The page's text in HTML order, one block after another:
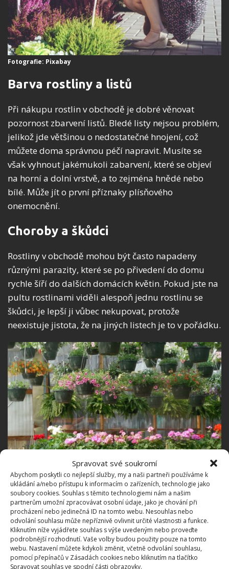
Spravovat své soukromí
Abychom poskytli co nejlepší služby, my a naši partneři používáme k
ukládání a/nebo přístupu k informacím o zařízeních, technologie jako
soubory cookies. Souhlas s těmito technologiemi nám a našim
partnerům umožní zpracovávat osobní údaje, jako je chování při
procházení nebo jedinečná ID na tomto webu. Nesouhlas nebo
odvolání souhlasu může nepříznivě ovlivnit určité vlastnosti a funkce.
Kliknutím níže vyjádřete souhlas s výše uvedeným nebo proveďte
podrobnější rozhodnutí. Vaše volby budou použity pouze na tomto
webu. Nastavení můžete kdykoli změnit, včetně odvolání souhlasu,
pomocí přepínačů v Zásadách cookies nebo kliknutím na tlačítko
Spravovat souhlas ve spodní části obrazovky.
Fotografie: Pixabay
Barva rostliny a listů
Při nákupu rostlin v obchodě je dobré věnovat
pozornost zbarvení listů. Bledé listy nejsou problém,
jelikož jde většinou o nedostatečné hnojení, což
můžete doma správnou péčí napravit. Musíte se
však vyhnout jakémukoli zabarvení, které se objeví
na horní a dolní vrstvě, a to zejména hnědé nebo
bílé. Může jít o první příznaky plísňového
onemocnění.
Choroby a škůdci
Rostliny v obchodě mohou být často napadeny
různými parazity, které se po přivedení do domu
rychle šíří do dalších domácích květin. Pokud jste na
pultu rostlinami viděli alespoň jednu rostlinu se
škůdci, je lepší ji vůbec nekupovat, protože
neexistuje jistota, že na jiných listech je to v pořádku.
Fotografie: Pixabay
Informační štítek
Pokud rostliny známe a dokážeme je jasně